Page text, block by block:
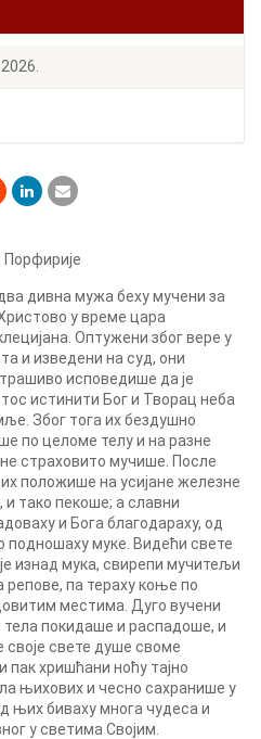
дивна мужа беху мучени за
у време цара
Оптужени због вере у
и изведени на суд, они
исповедише да је
истинити Бог и Творац неба
Због тога их бездушно
по целоме телу и на разне
страховито мучише. После
их положише на усијане железне
и тако пекоше; а славни
и Бога благодараху, од
подношаху муке. Видећи свете
изнад мука, свирепи мучитељи
па тераху коње по
местима. Дуго вучени
покидаше и распадоше, и
свете душе своме
хришћани ноћу тајно
њихових и чесно сахранише у
њих биваху многа чудеса и
у светима Својим.